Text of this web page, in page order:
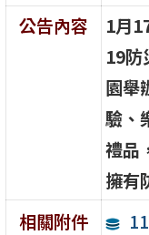
公告內容
1月
19防
園舉
驗、
禮品
擁有
相關附件